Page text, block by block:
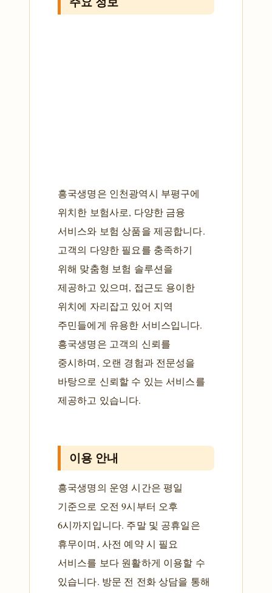
흥국생명은 인천광역시 부평구에
위치한 보험사로, 다양한 금융
서비스와 보험 상품을 제공합니다.
고객의 다양한 필요를 충족하기
위해 맞춤형 보험 솔루션을
제공하고 있으며, 접근도 용이한
위치에 자리잡고 있어 지역
주민들에게 유용한 서비스입니다.
흥국생명은 고객의 신뢰를
중시하며, 오랜 경험과 전문성을
바탕으로 신뢰할 수 있는 서비스를
제공하고 있습니다.
이용 안내
흥국생명의 운영 시간은 평일
기준으로 오전 9시부터 오후
6시까지입니다. 주말 및 공휴일은
휴무이며, 사전 예약 시 필요
서비스를 보다 원활하게 이용할 수
있습니다. 방문 전 전화 상담을 통해